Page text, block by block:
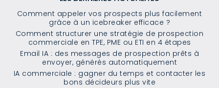
Comment appeler vos prospects plus facilement
grâce à un icebreaker efficace ?
Comment structurer une stratégie de prospection
commerciale en TPE, PME ou ETI en 4 étapes
Email IA : des messages de prospection prêts à
envoyer, générés automatiquement
IA commerciale : gagner du temps et contacter les
bons décideurs plus vite